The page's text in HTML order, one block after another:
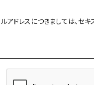
アドレスにつきましては、